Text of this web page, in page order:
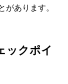
があります。
ックポイ